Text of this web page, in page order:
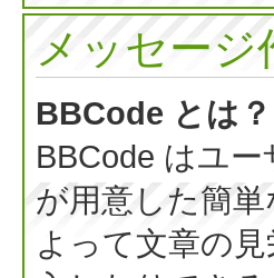
メッセー
BBCode とは？
BBCode はユ
が用意した簡
よって文章の